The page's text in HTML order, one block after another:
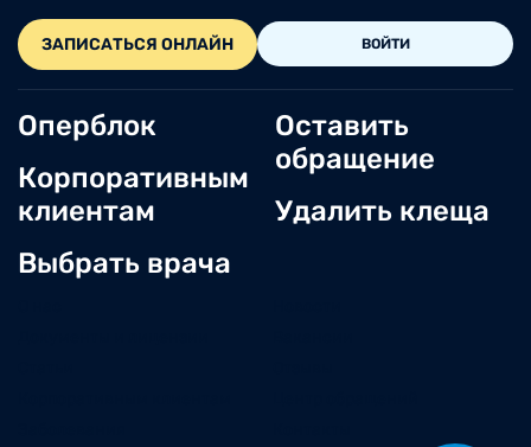
ЗАПИСАТЬСЯ ОНЛАЙН ВОЙТИ
Оперблок
Корпоративным
клиентам
Выбрать врача
Оставить
обращение
Удалить клеща